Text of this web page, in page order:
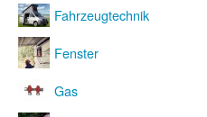
Fahrzeugtechnik
Fenster
Gas